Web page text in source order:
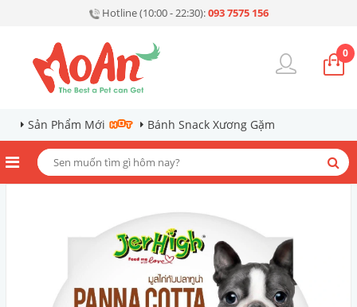
Hotline (10:00 - 22:30):093 7575 156
0
Sản Phẩm Mới Bánh Snack Xương Gặm